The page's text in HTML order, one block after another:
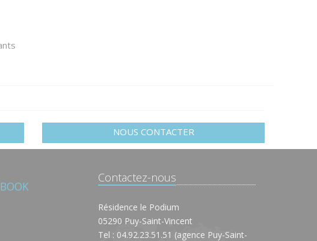
NOUS CONTACTER
Contactez-nous
Résidence le Podium
05290 Puy-Saint-Vincent
Tel : 04.92.23.51.51 (agence Puy-Saint-